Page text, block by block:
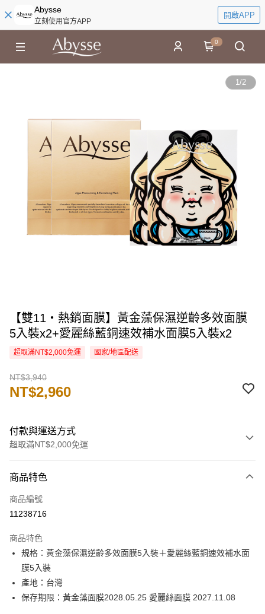
Abysse
立刻使用官方APP
開啟APP
0
1/2
【雙11・熱銷面膜】黃金藻保濕逆齡多效面膜
5入裝x2+愛麗絲藍銅速效補水面膜5入裝x2
超取滿NT$2,000免運 國家/地區配送
NT$3,940
NT$2,960
付款與運送方式
超取滿NT$2,000免運
信用卡一次付款
信用卡分期付款
合作金庫商業銀行
華南商業銀行
彰化商業銀行
上海商業儲蓄銀行
國泰世華商業銀行
臺灣中小企業銀行
台中商業銀行
6 期 0 利率 每期
華南商業銀行
上海商業儲蓄銀行
國泰世華商業銀行
兆豐國際商業銀行
超商取貨付款
LINE Pay
商品特色
商品編號
11238716
商品特色
規格：黃金藻保濕逆齡多效面膜5入裝＋愛麗絲藍銅速效補水面
膜5入裝
產地：台灣
保存期限：黃金藻面膜2028.05.25 愛麗絲面膜 2027.11.08